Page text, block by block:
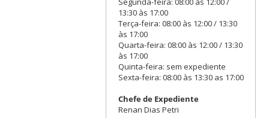
13:30 às 17:00
Terça-feira: 08:00 às 12:00 / 13:30
às 17:00
Quarta-feira: 08:00 às 12:00 / 13:30
às 17:00
Quinta-feira: sem expediente
Sexta-feira: 08:00 às 13:30 as 17:00
Chefe de Expediente
Renan Dias Petri